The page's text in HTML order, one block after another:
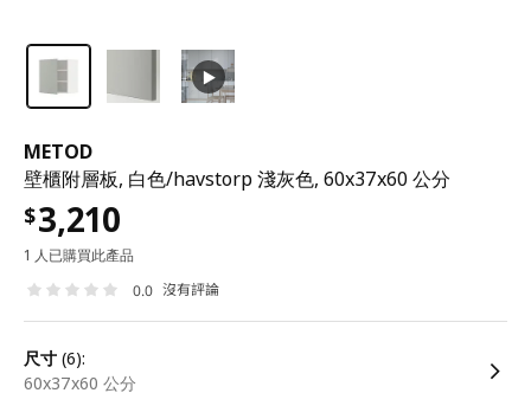
METOD
壁櫃附層板, 白色/havstorp 淺灰色, 60x37x60 公分
$3,210
1 人已購買此產品
0.0 沒有評論
尺寸 (6):
60x37x60 公分